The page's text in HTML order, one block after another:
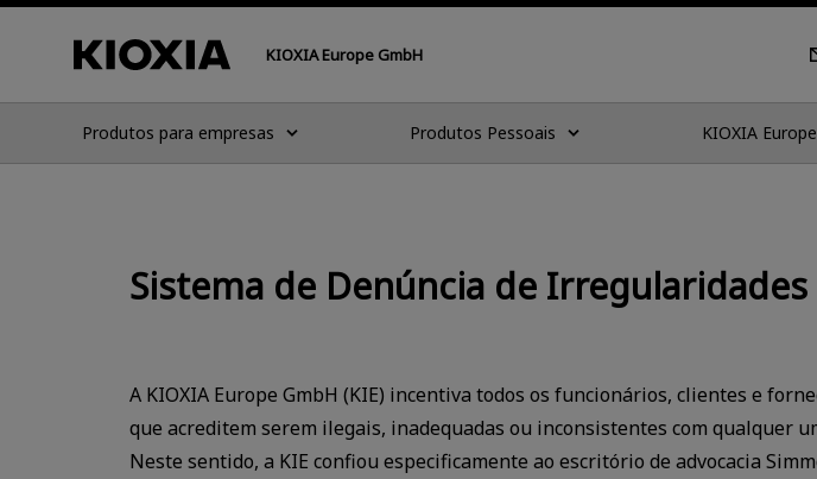
KIOXIA Europe GmbH
Produtos para empresas Produtos Pessoais KIOXIA
Sistema de Denúncia de Irregularidades
A KIOXIA Europe GmbH (KIE) incentiva todos os funcionários, clientes e
que acreditem serem ilegais, inadequadas ou inconsistentes com qualquer
Neste sentido, a KIE confiou especificamente ao escritório de advocacia